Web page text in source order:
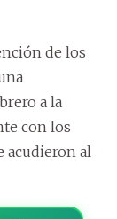
de los
a la
con los
acudieron al